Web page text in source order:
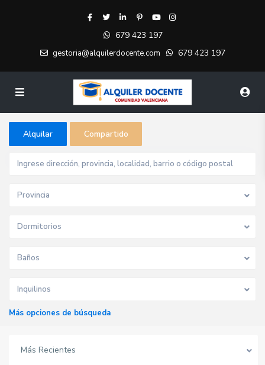
679 423 197
gestoria@alquilerdocente.com 679 423 197
Alquilar Compartido
Provincia
Dormitorios
Baños
Inquilinos
Más opciones de búsqueda
Más Recientes